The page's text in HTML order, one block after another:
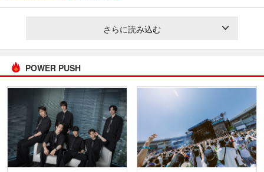
さらに読み込む
POWER PUSH